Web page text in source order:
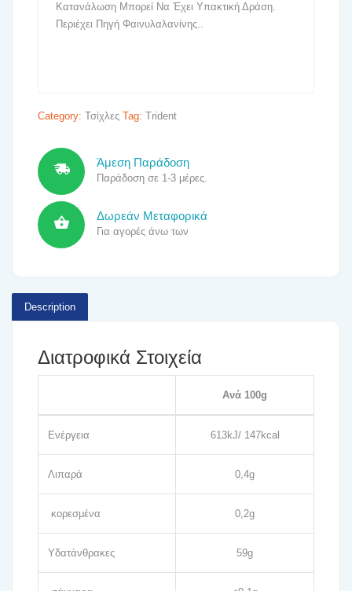
Κατανάλωση Μπορεί Να Έχει Υπακτική Δράση.
Περιέχει Πηγή Φαινυλαλανίνης..
Category: Τσίχλες Tag: Trident
Άμεση Παράδοση
Παράδοση σε 1-3 μέρες.
Δωρεάν Μεταφορικά
Για αγορές άνω των
Description
Διατροφικά Στοιχεία
Ανά 100g
Ενέργεια 613kJ/ 147kcal
Λιπαρά 0,4g
κορεσμένα 0,2g
Υδατάνθρακες 59g